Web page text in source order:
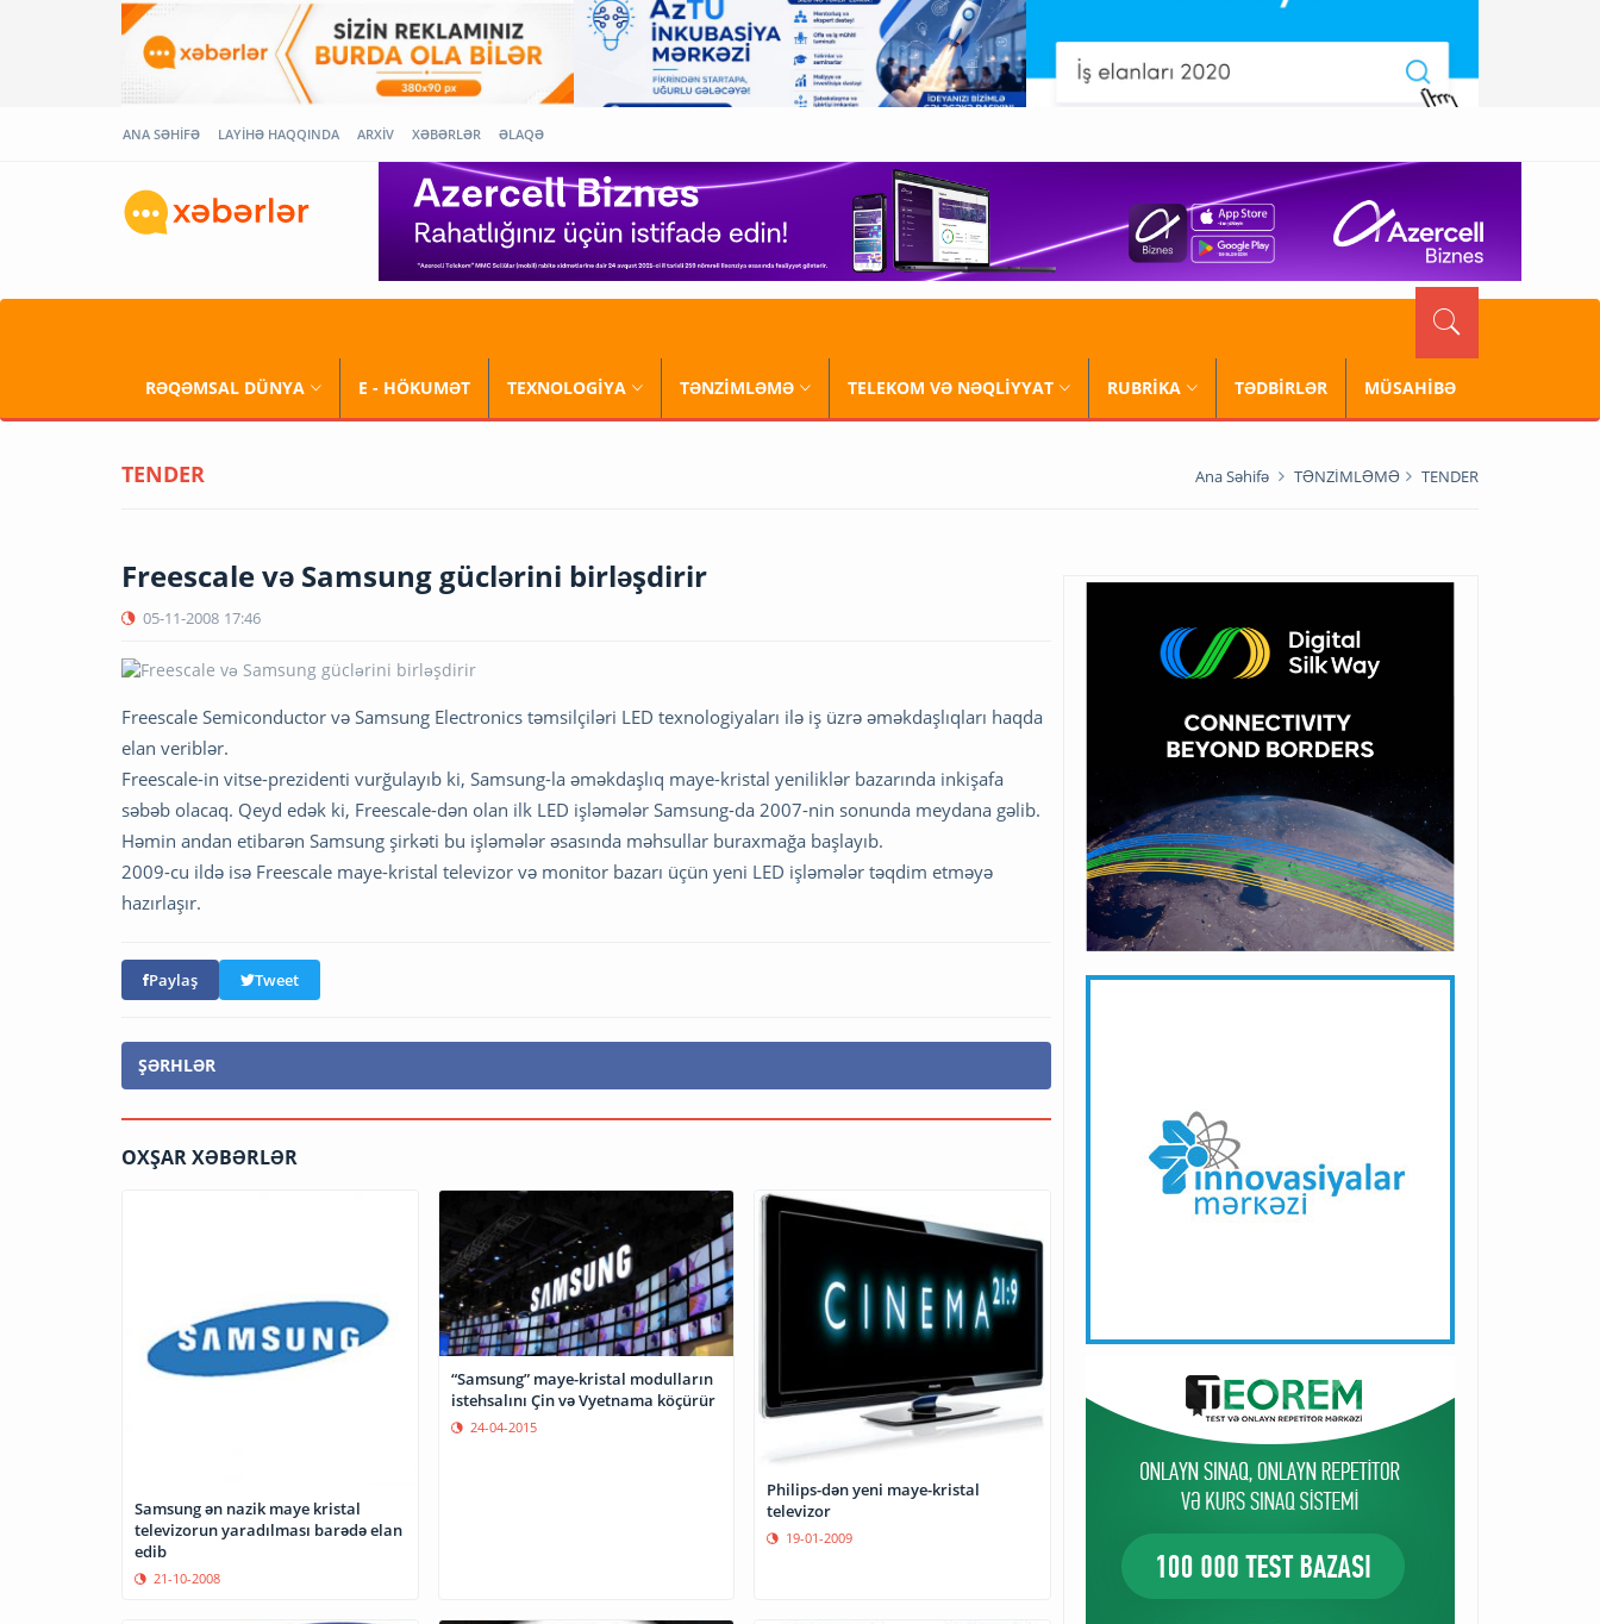
ANA SƏHİFƏ LAYİHƏ HAQQINDA ARXİV XƏBƏRLƏR ƏLAQƏ
RƏQƏMSAL DÜNYA E - HÖKUMƏT TEXNOLOGİYA TƏNZİMLƏMƏ TELEKOM VƏ NƏQLİYYAT RUBRİKA TƏDBİRLƏR MÜSAHİBƏ
TENDER Ana Səhifə TƏNZİMLƏMƏ TENDER
Freescale və Samsung güclərini birləşdirir
05-11-2008 17:46
Freescale Semiconductor və Samsung Electronics təmsilçiləri LED texnologiyaları ilə iş üzrə əməkdaşlıqları haqda
elan veriblər.
Freescale-in vitse-prezidenti vurğulayıb ki, Samsung-la əməkdaşlıq maye-kristal yeniliklər bazarında inkişafa
səbəb olacaq. Qeyd edək ki, Freescale-dən olan ilk LED işləmələr Samsung-da 2007-nin sonunda meydana gəlib.
Həmin andan etibarən Samsung şirkəti bu işləmələr əsasında məhsullar buraxmağa başlayıb.
2009-cu ildə isə Freescale maye-kristal televizor və monitor bazarı üçün yeni LED işləmələr təqdim etməyə
hazırlaşır.
Paylaş Tweet
ŞƏRHLƏR
OXŞAR XƏBƏRLƏR
Samsung ən nazik maye kristal
televizorun yaradılması barədə elan
edib
21-10-2008
“Samsung” maye-kristal modulların
istehsalını Çin və Vyetnama köçürür
24-04-2015
Philips-dən yeni maye-kristal
televizor
19-01-2009